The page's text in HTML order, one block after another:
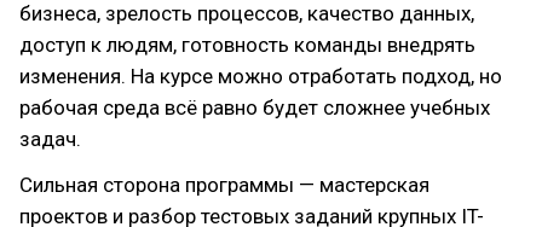
бизнеса, зрелость процессов, качество данных,
доступ к людям, готовность команды внедрять
изменения. На курсе можно отработать подход, но
рабочая среда всё равно будет сложнее учебных
задач.
Сильная сторона программы — мастерская
проектов и разбор тестовых заданий крупных IT-